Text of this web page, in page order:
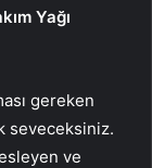
Yağı
gereken
seveceksiniz.
ve